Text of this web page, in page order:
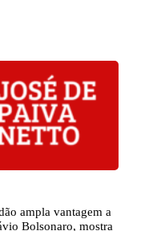
ampla vantagem a
Bolsonaro, mostra